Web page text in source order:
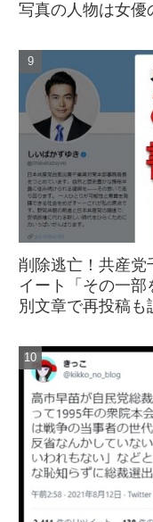
写真の人物は女優
削除逃亡！共産党
イート「その一
別文章で再投稿も